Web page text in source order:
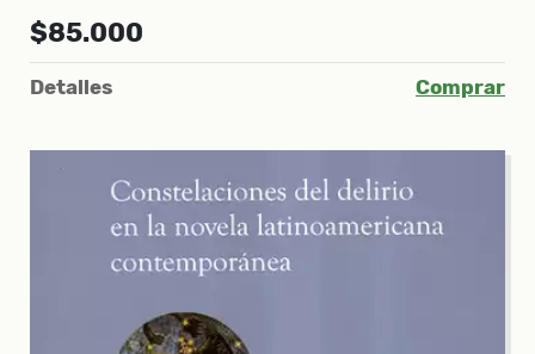
$85.000
Detalles Comprar